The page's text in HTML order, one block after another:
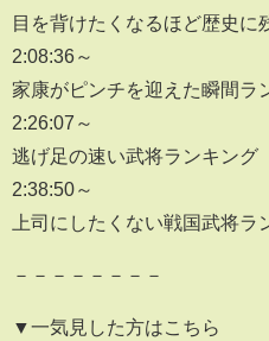
目を背けたくなるほど歴史に
2:08:36～
家康がピンチを迎えた瞬間ラ
2:26:07～
逃げ足の速い武将ランキング
2:38:50～
上司にしたくない戦国武将ラ
－－－－－－－－
▼一気見した方はこちら